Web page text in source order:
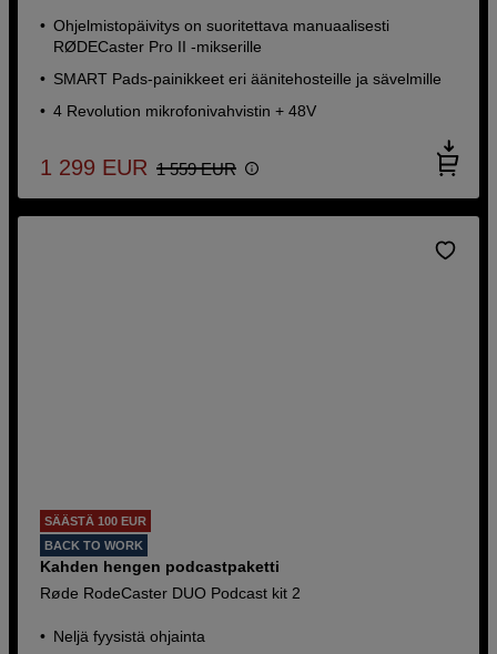
Ohjelmistopäivitys on suoritettava manuaalisesti
RØDECaster Pro II -mikserille
SMART Pads-painikkeet eri äänitehosteille ja sävelmille
4 Revolution mikrofonivahvistin + 48V
1 299 EUR 1 559 EUR
SÄÄSTÄ 100 EUR
BACK TO WORK
Kahden hengen podcastpaketti
Røde RodeCaster DUO Podcast kit 2
Neljä fyysistä ohjainta